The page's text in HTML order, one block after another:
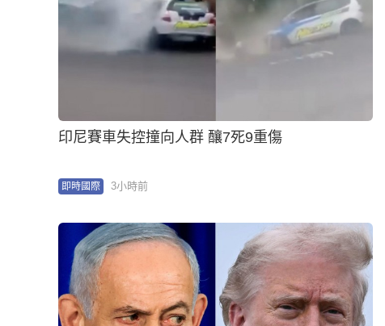
印尼賽車失控撞向人群 釀7死9重傷
即時國際 3小時前